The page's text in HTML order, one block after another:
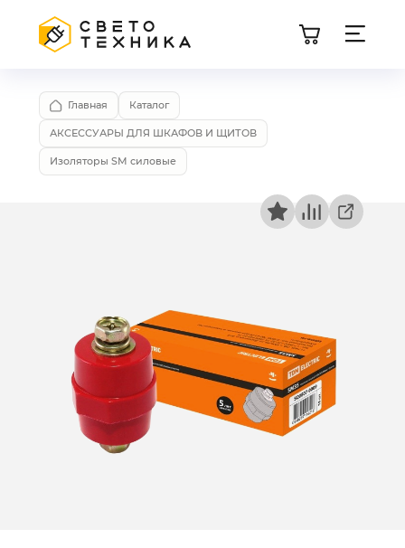
Главная Каталог
АКСЕССУАРЫ ДЛЯ ШКАФОВ И ЩИТОВ
Изоляторы SM силовые